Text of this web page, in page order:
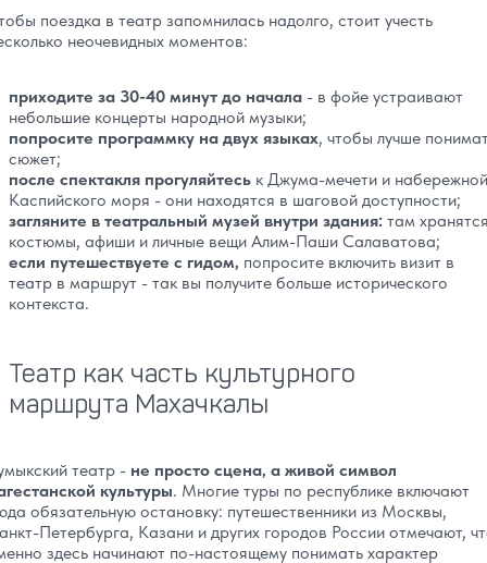
поездка в театр запомнилась надолго, стоит учесть
неочевидных моментов:
приходите за 30-40 минут до начала - в фойе устраивают
небольшие концерты народной музыки;
попросите программку на двух языках, чтобы лучше
сюжет;
после спектакля прогуляйтесь к Джума-мечети и набережной
Каспийского моря - они находятся в шаговой доступности;
загляните в театральный музей внутри здания: там
костюмы, афиши и личные вещи Алим-Паши Салаватова;
если путешествуете с гидом, попросите включить визит в
театр в маршрут - так вы получите больше исторического
контекста.
Театр как часть культурного
маршрута Махачкалы
театр - не просто сцена, а живой символ
культуры. Многие туры по республике включают
обязательную остановку: путешественники из Москвы,
Петербурга, Казани и других городов России отмечают,
здесь начинают по-настоящему понимать характер